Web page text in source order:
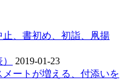
、書初め、初詣、凧揚
2019-01-23
ートが増える、付添いを